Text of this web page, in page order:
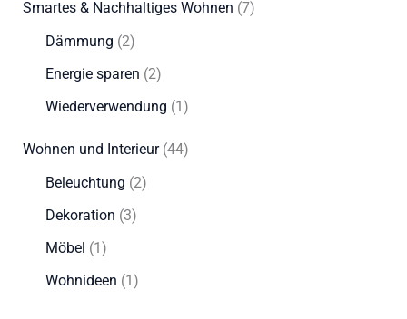
Smartes & Nachhaltiges Wohnen (7)
Dämmung (2)
Energie sparen (2)
Wiederverwendung (1)
Wohnen und Interieur(44)
Beleuchtung (2)
Dekoration (3)
Möbel (1)
Wohnideen (1)